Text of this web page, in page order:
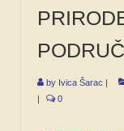
by Ivica Šarac |
|
0